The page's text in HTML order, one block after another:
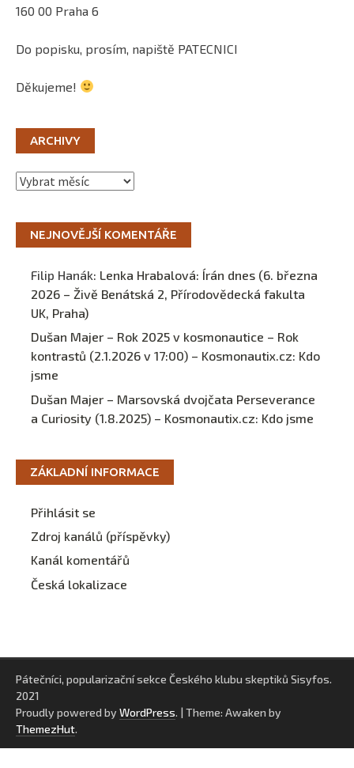
160 00 Praha 6
Do popisku, prosím, napiště PATECNICI
Děkujeme!
ARCHIVY
Archivy
NEJNOVĚJŠÍ KOMENTÁŘE
Filip Hanák: Lenka Hrabalová: Írán dnes (6. března
2026 – Živě Benátská 2, Přírodovědecká fakulta
UK, Praha)
Dušan Majer – Rok 2025 v kosmonautice – Rok
kontrastů (2.1.2026 v 17:00) – Kosmonautix.cz: Kdo
jsme
Dušan Majer – Marsovská dvojčata Perseverance
a Curiosity (1.8.2025) – Kosmonautix.cz: Kdo jsme
ZÁKLADNÍ INFORMACE
Přihlásit se
Zdroj kanálů (příspěvky)
Kanál komentářů
Česká lokalizace
Pátečníci, popularizační sekce Českého klubu skeptiků Sisyfos.
2021
Proudly powered by WordPress. | Theme: Awaken by
ThemezHut.